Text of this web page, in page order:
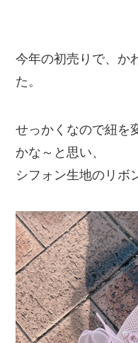
今年の初売りで、か
た。
せっかくなので紐を
かな～と思い、
シフォン生地のリボ